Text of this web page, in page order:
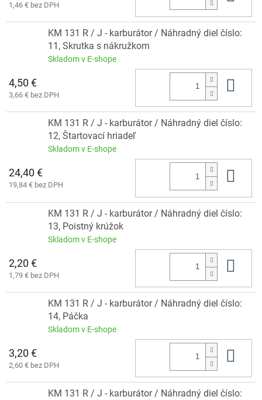
1,46 € bez DPH
KM 131 R / J - karburátor / Náhradný diel číslo:
11, Skrutka s nákružkom
Skladom v E-shope
4,50 €
3,66 € bez DPH
KM 131 R / J - karburátor / Náhradný diel číslo:
12, Štartovací hriadeľ
Skladom v E-shope
24,40 €
19,84 € bez DPH
KM 131 R / J - karburátor / Náhradný diel číslo:
13, Poistný krúžok
Skladom v E-shope
2,20 €
1,79 € bez DPH
KM 131 R / J - karburátor / Náhradný diel číslo:
14, Páčka
Skladom v E-shope
3,20 €
2,60 € bez DPH
KM 131 R / J - karburátor / Náhradný diel číslo: